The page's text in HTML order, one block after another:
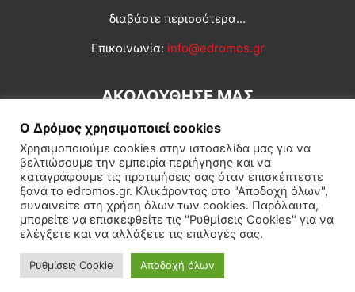
διαβάστε περισσότερα...
Επικοινωνία: info@edromos.gr
ΑΚΟΛΟΥΘΗΣΕ ΜΑΣ
Εγγραφή συνδρομητή Πολιτική Διεθνή Κοινωνία
Πολιτισμός Αφιερώματα
© Δρόμος της Αριστεράς
Ο Δρόμος χρησιμοποιεί cookies
Χρησιμοποιούμε cookies στην ιστοσελίδα μας για να
βελτιώσουμε την εμπειρία περιήγησης και να
καταγράφουμε τις προτιμήσεις σας όταν επισκέπτεστε
ξανά το edromos.gr. Κλικάροντας στο "Αποδοχή όλων",
συναινείτε στη χρήση όλων των cookies. Παρόλαυτα,
μπορείτε να επισκεφθείτε τις "Ρυθμίσεις Cookies" για να
ελέγξετε και να αλλάξετε τις επιλογές σας.
Ρυθμίσεις Cookie Αποδοχή όλων